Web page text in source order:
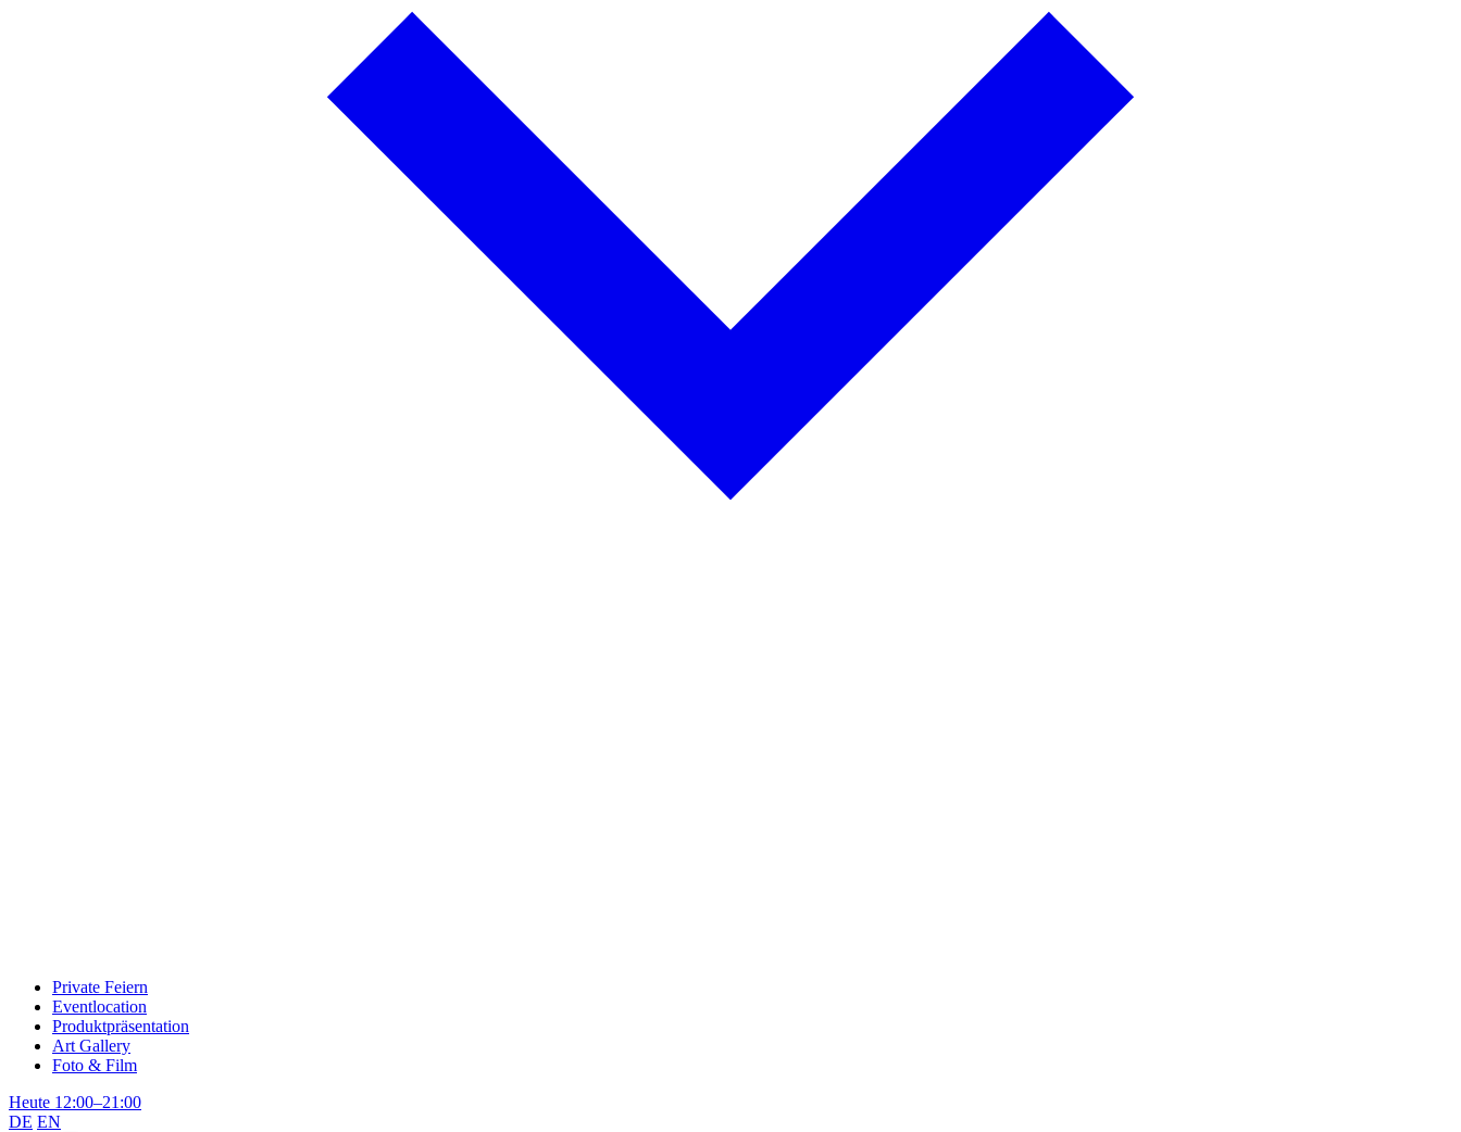
Private Feiern
Eventlocation
Produktpräsentation
Art Gallery
Foto & Film
Heute 12:00–21:00
DE EN